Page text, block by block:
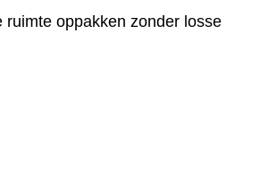
oppakken zonder losse